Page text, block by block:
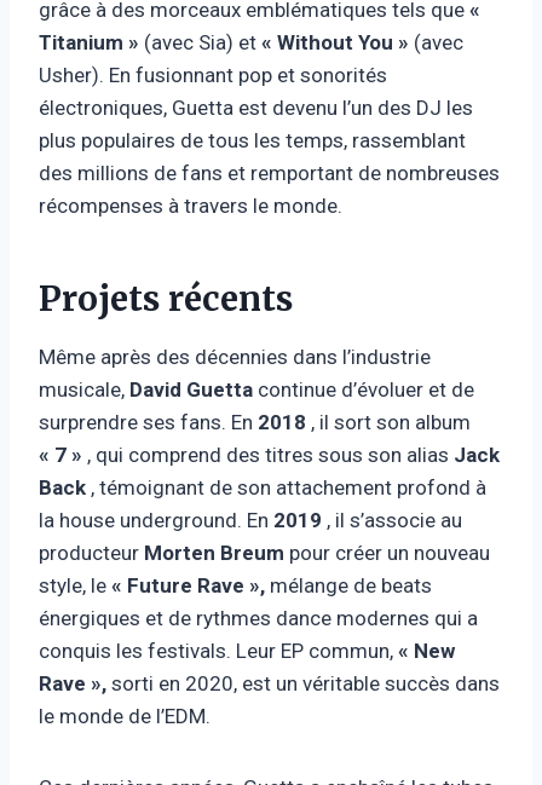
grâce à des morceaux emblématiques tels que «
Titanium » (avec Sia) et « Without You » (avec
Usher). En fusionnant pop et sonorités
électroniques, Guetta est devenu l’un des DJ les
plus populaires de tous les temps, rassemblant
des millions de fans et remportant de nombreuses
récompenses à travers le monde.
Projets récents
Même après des décennies dans l’industrie
musicale, David Guetta continue d’évoluer et de
surprendre ses fans. En 2018 , il sort son album
« 7 » , qui comprend des titres sous son alias Jack
Back , témoignant de son attachement profond à
la house underground. En 2019 , il s’associe au
producteur Morten Breum pour créer un nouveau
style, le « Future Rave », mélange de beats
énergiques et de rythmes dance modernes qui a
conquis les festivals. Leur EP commun, « New
Rave », sorti en 2020, est un véritable succès dans
le monde de l’EDM.